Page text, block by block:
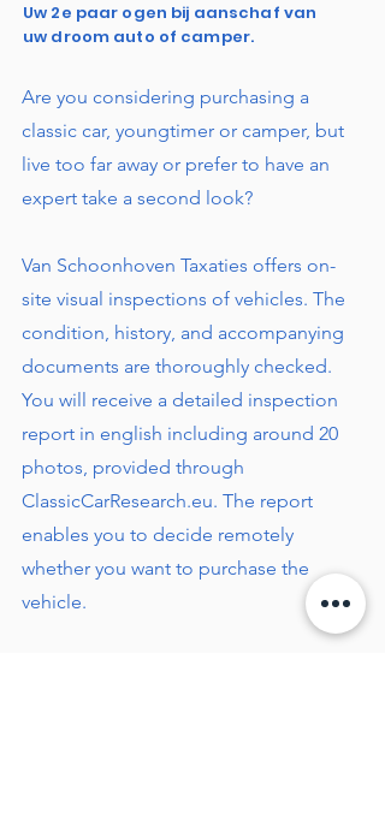
Uw 2e paar ogen bij aanschaf van
uw droom auto of camper.
Are you considering purchasing a
classic car, youngtimer or camper, but
live too far away or prefer to have an
expert take a second look?
Van Schoonhoven Taxaties offers on-
site visual inspections of vehicles. The
condition, history, and accompanying
documents are thoroughly checked.
You will receive a detailed inspection
report in english including around 20
photos, provided through
ClassicCarResearch.eu. The report
enables you to decide remotely
whether you want to purchase the
vehicle.